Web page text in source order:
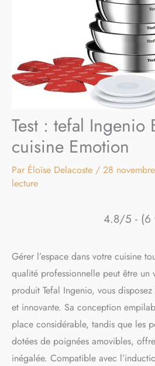
Test : tefal Ingenio
cuisine Emotion
Par Éloïse Delacoste / 28
lecture
4.8/5 - (6
Gérer l’espace dans votre cuisine
qualité professionnelle peut être
produit Tefal Ingenio, vous
et innovante. Sa conception
place considérable, tandis que les
dotées de poignées amovibles,
inégalée. Compatible avec